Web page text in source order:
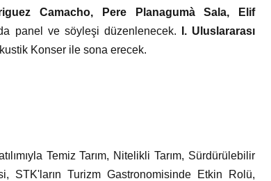
Camacho, Pere Planagumà Sala, Elif
panel ve söyleşi düzenlenecek. I. Uluslararası
Konser ile sona erecek.
Temiz Tarım, Nitelikli Tarım, Sürdürülebilir
STK'ların Turizm Gastronomisinde Etkin Rolü,